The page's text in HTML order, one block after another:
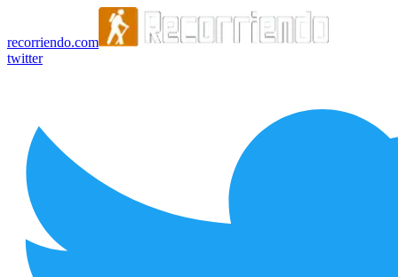
recorriendo.com
twitter